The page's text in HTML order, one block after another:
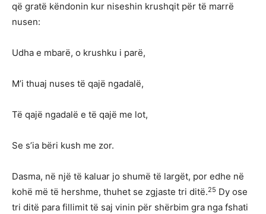
që gratë këndonin kur niseshin krushqit për të marrë
nusen:
Udha e mbarë, o krushku i parë,
M’i thuaj nuses të qajë ngadalë,
Të qajë ngadalë e të qajë me lot,
Se s’ia bëri kush me zor.
Dasma, në një të kaluar jo shumë të largët, por edhe në
kohë më të hershme, thuhet se zgjaste tri ditë.25 Dy ose
tri ditë para fillimit të saj vinin për shërbim gra nga fshati